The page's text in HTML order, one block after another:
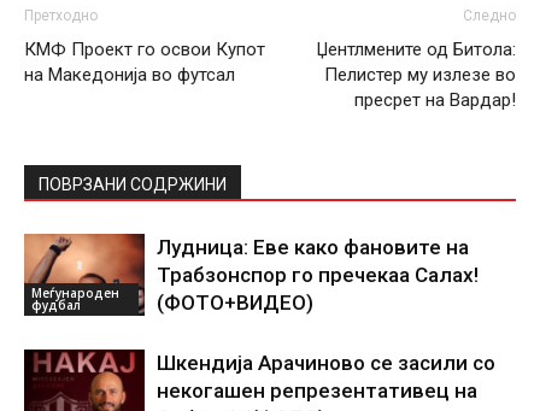
Претходно
КМФ Проект го освои Купот
на Македонија во футсал
Следно
Џентлмените од Битола:
Пелистер му излезе во
пресрет на Вардар!
ПОВРЗАНИ СОДРЖИНИ
Меѓународен
фудбал
Лудница: Еве како фановите на
Трабзонспор го пречекаа Салах!
(ФОТО+ВИДЕО)
Шкендија Арачиново се засили со
некогашен репрезентативец на